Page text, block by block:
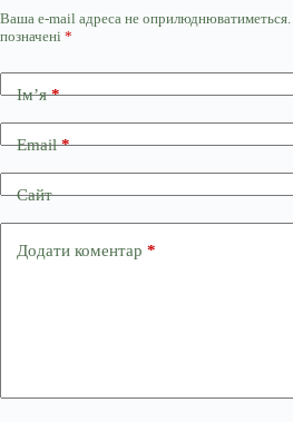
Ваша e-mail адреса не оприлюднюватиметься.
позначені *
Ім’я*
Email*
Сайт
Додати коментар *